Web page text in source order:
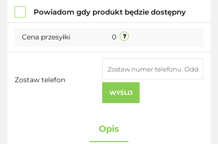
Powiadom gdy produkt będzie dostępny
Cena przesyłki 0
Zostaw telefon
WYŚLIJ
Opis